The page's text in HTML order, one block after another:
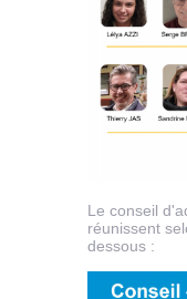
Le conseil
réunissent
dessous :